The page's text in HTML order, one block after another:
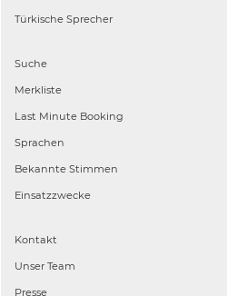
Türkische Sprecher
Suche
Merkliste
Last Minute Booking
Sprachen
Bekannte Stimmen
Einsatzzwecke
Kontakt
Unser Team
Presse